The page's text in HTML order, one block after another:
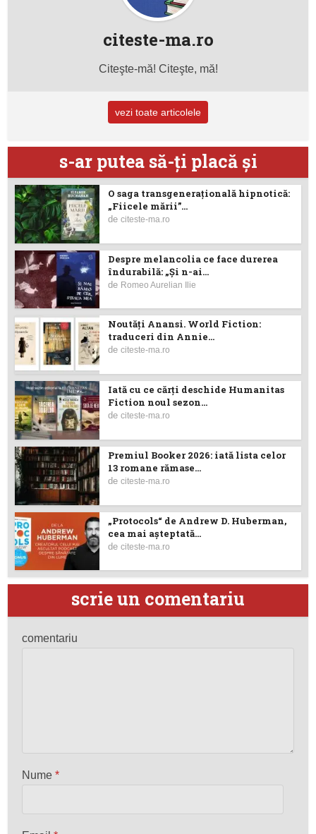
citeste-ma.ro
Citeşte-mă! Citeşte, mă!
vezi toate articolele
s-ar putea să-ţi placă şi
O saga transgenerațională hipnotică:
„Fiicele mării”...
deciteste-ma.ro
Despre melancolia ce face durerea
îndurabilă: „Și n-ai...
de Romeo Aurelian Ilie
Noutăţi Anansi. World Fiction:
traduceri din Annie...
deciteste-ma.ro
Iată cu ce cărţi deschide Humanitas
Fiction noul sezon...
deciteste-ma.ro
Premiul Booker 2026: iată lista celor
13 romane rămase...
deciteste-ma.ro
„Protocols“ de Andrew D. Huberman,
cea mai așteptată...
deciteste-ma.ro
scrie un comentariu
comentariu
Nume*